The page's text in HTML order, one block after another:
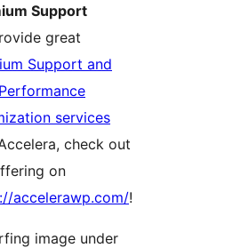
Support
great
Support and
services
check out
on
accelerawp.com/!
image under